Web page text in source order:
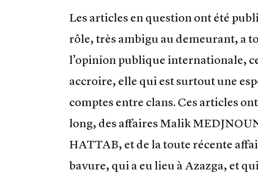
Les articles en question ont été
rôle, très ambigu au demeurant, a
l’opinion publique internationale,
accroire, elle qui est surtout une
comptes entre clans. Ces articles
long, des affaires Malik
HATTAB, et de la toute récente
bavure, qui a eu lieu à Azazga, et